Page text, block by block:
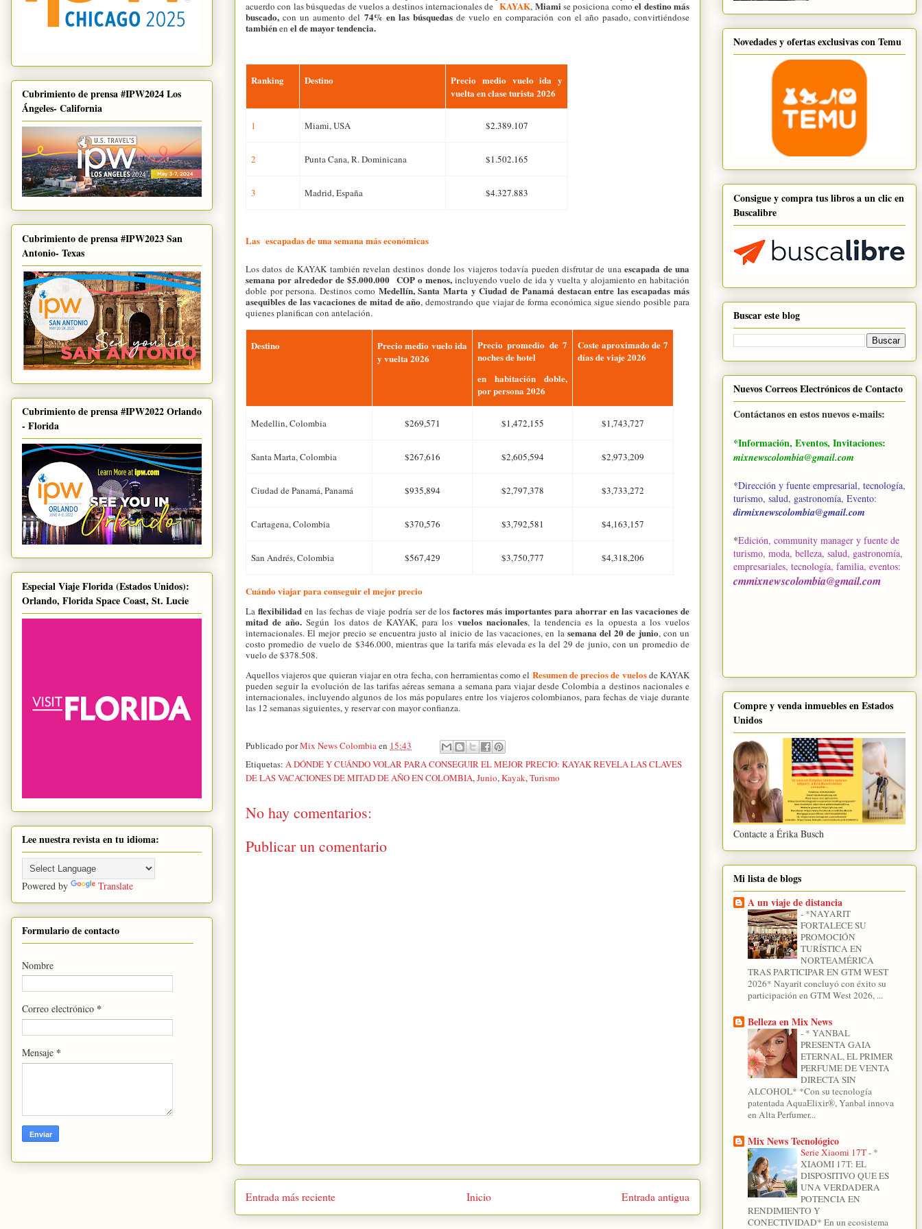
acuerdo con las búsquedas de vuelos a destinos internacionales deKAYAK, Miamise posiciona comoel destino más
buscado,con un aumento del 74% en las búsquedasde vuelo en comparación con el año pasado, convirtiéndose
tambiénen el de mayor tendencia.
Ranking Destino
Precio medio vuelo ida y
vuelta en clase turista 2026
1 Miami, USA $2.389.107
2 Punta Cana, R. Dominicana $1.502.165
3 Madrid, España $4.327.883
Las escapadas de una semana más económicas
Los datos de KAYAK también revelan destinos donde los viajeros todavía pueden disfrutar de unaescapada de una
semana por alrededor de $5.000.000 COP o menos,incluyendo vuelo de ida y vuelta y alojamiento en habitación
doble por persona. Destinos como Medellín, Santa Marta y Ciudad de Panamá destacan entre las escapadas más
asequibles de las vacaciones de mitad de año, demostrando que viajar de forma económica sigue siendo posible para
quienes planifican con antelación.
Destino
Precio medio vuelo ida
y vuelta 2026
Precio promedio de 7
noches de hotel
en habitación doble,
por persona 2026
Coste aproximado de 7
días de viaje 2026
Medellin, Colombia $269,571 $1,472,155 $1,743,727
Santa Marta, Colombia $267,616 $2,605,594 $2,973,209
Ciudad de Panamá, Panamá $935,894 $2,797,378 $3,733,272
Cartagena, Colombia $370,576 $3,792,581 $4,163,157
San Andrés, Colombia $567,429 $3,750,777 $4,318,206
Cuándo viajar para conseguir el mejor precio
La flexibilidaden las fechas de viaje podría ser de losfactores más importantes para ahorrar en las vacaciones de
mitad de año. Según los datos de KAYAK, para los vuelos nacionales, la tendencia es la opuesta a los vuelos
internacionales. El mejor precio se encuentra justo al inicio de las vacaciones, en la semana del 20 de junio, con un
costo promedio de vuelo de $346.000, mientras que la tarifa más elevada es la del 29 de junio, con un promedio de
vuelo de $378.508.
Aquellos viajeros que quieran viajar en otra fecha, con herramientas como el Resumen de precios de vuelosde KAYAK
pueden seguir la evolución de las tarifas aéreas semana a semana para viajar desde Colombia a destinos nacionales e
internacionales, incluyendo algunos de los más populares entre los viajeros colombianos, para fechas de viaje durante
las 12 semanas siguientes, y reservar con mayor confianza.
Publicado porMix News Colombia en 15:43
Etiquetas: A DÓNDE Y CUÁNDO VOLAR PARA CONSEGUIR EL MEJOR PRECIO: KAYAK REVELA LAS CLAVES
DE LAS VACACIONES DE MITAD DE AÑO EN COLOMBIA,Junio,Kayak,Turismo
No hay comentarios:
Publicar un comentario
Entrada más reciente Entrada antigua
Inicio
Cubrimiento de prensa #IPW2024 Los
Ángeles- California
Cubrimiento de prensa #IPW2023 San
Antonio- Texas
Cubrimiento de prensa #IPW2022 Orlando
- Florida
Especial Viaje Florida (Estados Unidos):
Orlando, Florida Space Coast, St. Lucie
Lee nuestra revista en tu idioma:
Powered by Translate
Formulario de contacto
Nombre
Correo electrónico *
Mensaje *
Novedades y ofertas exclusivas con Temu
Consigue y compra tus libros a un clic en
Buscalibre
Buscar este blog
Nuevos Correos Electrónicos de Contacto
Contáctanos en estos nuevos e-mails:
*Información, Eventos, Invitaciones:
mixnewscolombia@gmail.com
*Dirección y fuente empresarial, tecnología,
turismo, salud, gastronomía, Evento:
dirmixnewscolombia@gmail.com
*Edición, community manager y fuente de
turismo, moda, belleza, salud, gastronomía,
empresariales, tecnología, familia, eventos:
cmmixnewscolombia@gmail.com
Compre y venda inmuebles en Estados
Unidos
Contacte a Érika Busch
Mi lista de blogs
A un viaje de distancia
- *NAYARIT
FORTALECE SU
PROMOCIÓN
TURÍSTICA EN
NORTEAMÉRICA
TRAS PARTICIPAR EN GTM WEST
2026* Nayarit concluyó con éxito su
participación en GTM West 2026, ...
Belleza en Mix News
- * YANBAL
PRESENTA GAIA
ETERNAL, EL PRIMER
PERFUME DE VENTA
DIRECTA SIN
ALCOHOL* *Con su tecnología
patentada AquaElixir®, Yanbal innova
en Alta Perfumer...
Mix News Tecnológico
Serie Xiaomi 17T- *
XIAOMI 17T: EL
DISPOSITIVO QUE ES
UNA VERDADERA
POTENCIA EN
RENDIMIENTO Y
CONECTIVIDAD* En un ecosistema